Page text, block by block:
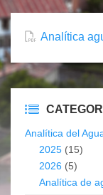
Analítica
Analítica del
2025 (15)
2026 (5)
Analítica de